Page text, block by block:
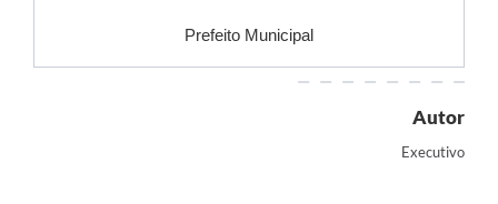
Prefeito Municipal
Autor
Executivo